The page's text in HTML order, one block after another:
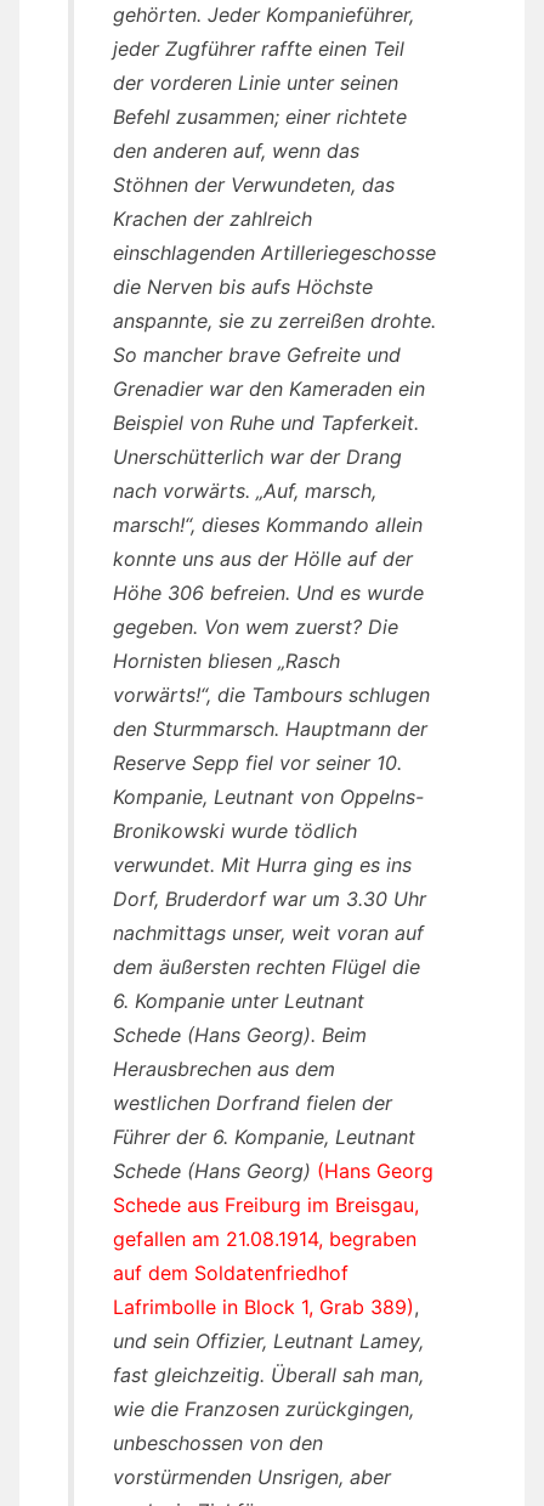
gehörten. Jeder Kompanieführer,
jeder Zugführer raffte einen Teil
der vorderen Linie unter seinen
Befehl zusammen; einer richtete
den anderen auf, wenn das
Stöhnen der Verwundeten, das
Krachen der zahlreich
einschlagenden Artilleriegeschosse
die Nerven bis aufs Höchste
anspannte, sie zu zerreißen drohte.
So mancher brave Gefreite und
Grenadier war den Kameraden ein
Beispiel von Ruhe und Tapferkeit.
Unerschütterlich war der Drang
nach vorwärts. „Auf, marsch,
marsch!“, dieses Kommando allein
konnte uns aus der Hölle auf der
Höhe 306 befreien. Und es wurde
gegeben. Von wem zuerst? Die
Hornisten bliesen „Rasch
vorwärts!“, die Tambours schlugen
den Sturmmarsch. Hauptmann der
Reserve Sepp fiel vor seiner 10.
Kompanie, Leutnant von Oppelns-
Bronikowski wurde tödlich
verwundet. Mit Hurra ging es ins
Dorf, Bruderdorf war um 3.30 Uhr
nachmittags unser, weit voran auf
dem äußersten rechten Flügel die
6. Kompanie unter Leutnant
Schede (Hans Georg). Beim
Herausbrechen aus dem
westlichen Dorfrand fielen der
Führer der 6. Kompanie, Leutnant
Schede (Hans Georg) (Hans Georg
Schede aus Freiburg im Breisgau,
gefallen am 21.08.1914, begraben
auf dem Soldatenfriedhof
Lafrimbolle in Block 1, Grab 389),
und sein Offizier, Leutnant Lamey,
fast gleichzeitig. Überall sah man,
wie die Franzosen zurückgingen,
unbeschossen von den
vorstürmenden Unsrigen, aber